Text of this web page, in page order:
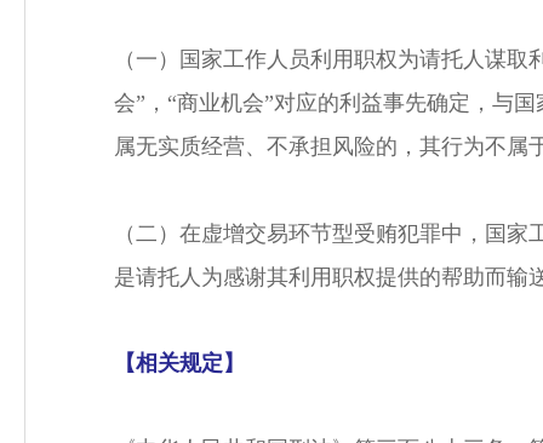
（一）国家工作人员利用职权为请托人谋
会”，“商业机会”对应的利益事先确定，与
属无实质经营、不承担风险的，其行为不属
（二）在虚增交易环节型受贿犯罪中，国
是请托人为感谢其利用职权提供的帮助而
【相关规定】